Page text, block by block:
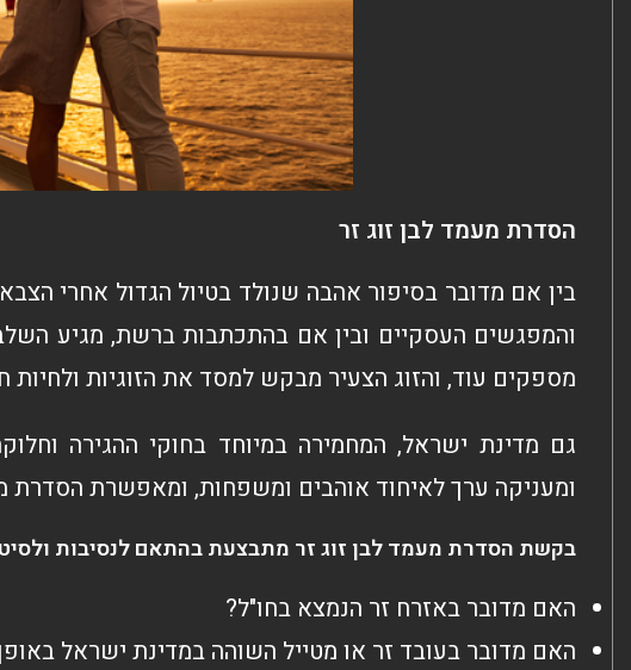
הסדרת מעמד לבן זוג זר
בין אם מדובר בסיפור אהבה שנולד בטיול הגדול אחרי
והמפגשים העסקיים ובין אם בהתכתבות ברשת, מגיע
מספקים עוד, והזוג הצעיר מבקש למסד את הזוגיות ולחיות
גם מדינת ישראל, המחמירה במיוחד בחוקי ההגירה
ומעניקה ערך לאיחוד אוהבים ומשפחות, ומאפשרת הסדרת
בקשת הסדרת מעמד לבן זוג זר מתבצעת בהתאם לנסיבות
האם מדובר באזרח זר הנמצא בחו"ל?
האם מדובר בעובד זר או מטייל השוהה במדינת ישראל